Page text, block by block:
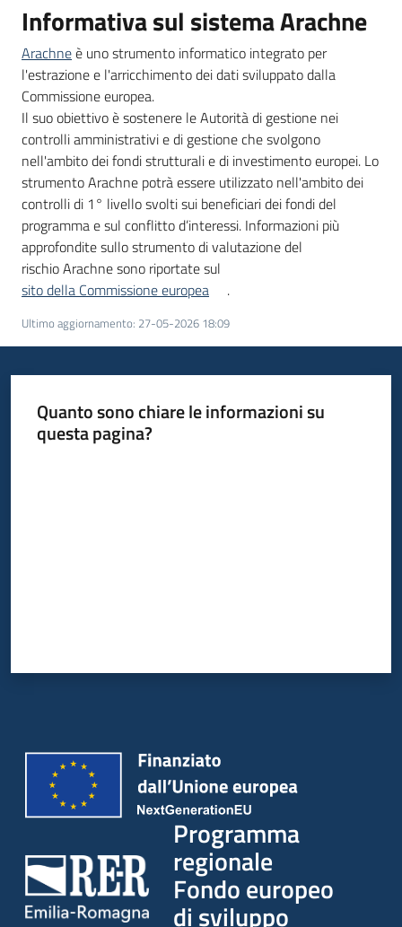
Informativa sul sistema Arachne
Arachneè uno strumento informatico integrato per
l'estrazione e l'arricchimento dei dati sviluppato dalla
Commissione europea.
Il suo obiettivo è sostenere le Autorità di gestione nei
controlli amministrativi e di gestione che svolgono
nell'ambito dei fondi strutturali e di investimento europei. Lo
strumento Arachne potrà essere utilizzato nell'ambito dei
controlli di 1° livello svolti sui beneficiari dei fondi del
programma e sul conflitto d’interessi. Informazioni più
approfondite sullo strumento di valutazione del
rischio Arachne sono riportate sul
sito della Commissione europea
.
Ultimo aggiornamento: 27-05-2026 18:09
Quanto sono chiare le informazioni su
questa pagina?
Programma
regionale
Fondo europeo
di sviluppo